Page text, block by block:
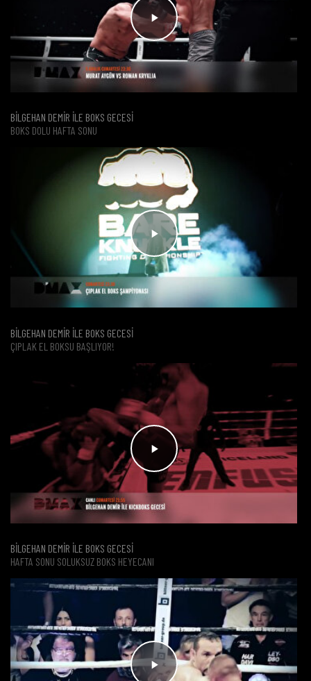
BİLGEHAN DEMİR İLE BOKS GECESİ
BOKS DOLU HAFTA SONU
BİLGEHAN DEMİR İLE BOKS GECESİ
ÇIPLAK EL BOKSU BAŞLIYOR!
BİLGEHAN DEMİR İLE BOKS GECESİ
HAFTA SONU SOLUKSUZ BOKS HEYECANI